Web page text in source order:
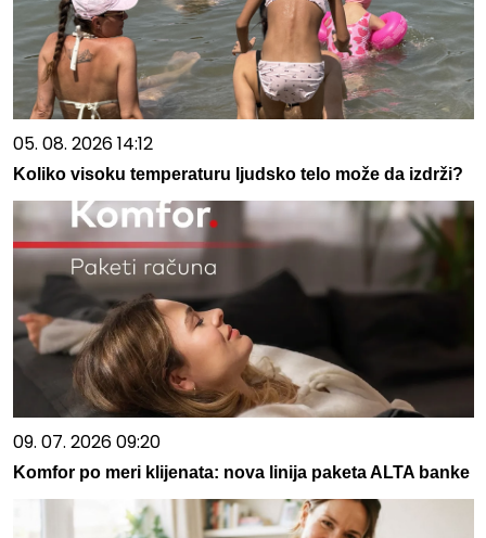
05. 08. 2026 14:12
Koliko visoku temperaturu ljudsko telo može da izdrži?
09. 07. 2026 09:20
Komfor po meri klijenata: nova linija paketa ALTA banke